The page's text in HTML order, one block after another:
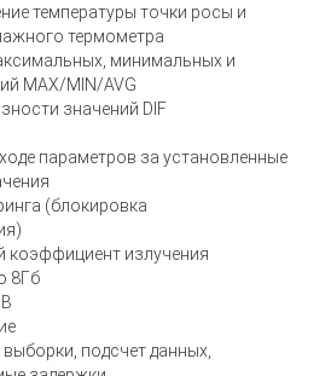
температуры точки росы и
термометра
минимальных и
MAX/MIN/AVG
значений DIF
параметров за установленные
(блокировка
коэффициент излучения
8Гб
подсчет данных,